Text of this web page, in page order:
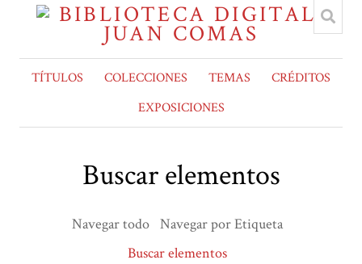
TÍTULOS COLECCIONES TEMAS
CRÉDITOS
EXPOSICIONES
Buscar elementos
Navegar todo Navegar por Etiqueta
Buscar elementos